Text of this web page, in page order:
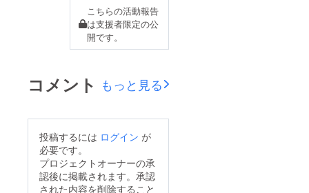
こちらの活動報告
は支援者限定の公
開です。
コメント もっと見る
投稿するには ログイン が
必要です。
プロジェクトオーナーの承
認後に掲載されます。承認
された内容を削除すること